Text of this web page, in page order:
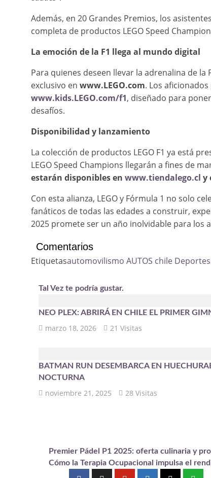
Además, en 20 Grandes Premios, los
completa de productos LEGO Speed
La emoción de la F1 llega al mundo digital
Para quienes deseen llevar la adrenalina de
exclusivo en www.LEGO.com. Los
www.kids.LEGO.com/f1, diseñado para
desafíos.
Disponibilidad y lanzamiento
La colección de productos LEGO F1 ya está
LEGO Speed Champions llegarán a fines de
estarán disponibles en www.tiendalego.cl y
Con esta alianza, LEGO y Fórmula 1 no solo
fanáticos de todas las edades a construir,
2025 promete ser un año inolvidable para los
Comentarios
Etiquetasautomovilismo AUTOS chile Deportes
Tal Vez te podría gustar.
NEO PLEX: ABRIRÁ EN CHILE EL PRIMER
marzo 18, 2026 21 Visitas
BATMAN RUN DESEMBARCA EN
NOCTURNA
noviembre 21, 2025 28 Visitas
Premier Pádel P1 2025: oferta culinaria y
Cómo la Terapia Ocupacional impulsa el